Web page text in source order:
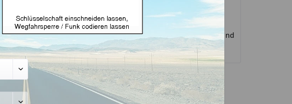
Autoschlüssel ohne Funk
Autoschlüsselgehäuse und
Zubehör